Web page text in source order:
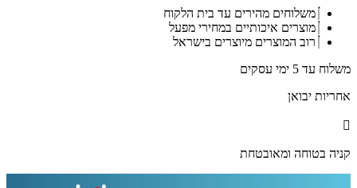
בגווני
שחור
לב
כתר
בלוק
משלוחים מהירים עד בית הלקוח
מוצרים איכותיים במחירי מפעל
רוב המוצרים מיוצרים בישראל
משלוח עד 5 ימי עסקים
אחריות יבואן
קניה בטוחה ומאובטחת